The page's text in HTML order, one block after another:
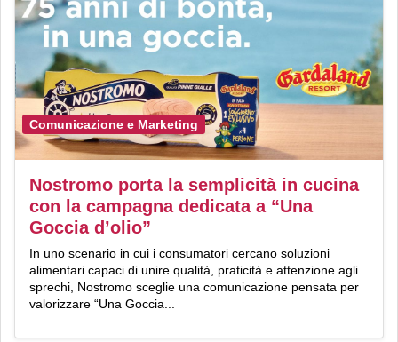
Comunicazione e Marketing
Nostromo porta la semplicità in cucina
con la campagna dedicata a “Una
Goccia d’olio”
In uno scenario in cui i consumatori cercano soluzioni
alimentari capaci di unire qualità, praticità e attenzione agli
sprechi, Nostromo sceglie una comunicazione pensata per
valorizzare “Una Goccia...